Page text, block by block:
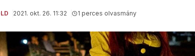
2021. okt. 26. 11:32 1 perces olvasmány